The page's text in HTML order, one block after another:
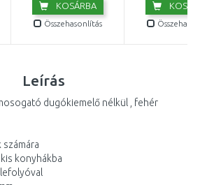
KOSÁRBA
Összehasonlítás
Leírás
dugókiemelő nélkül , fehér
konyhákba